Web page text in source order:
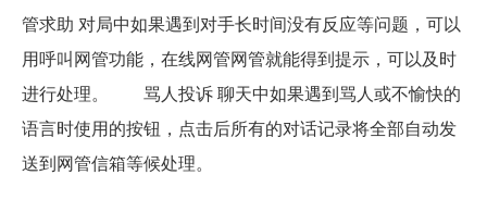
管求助 对局中如果遇到对手长时间没有反应等问题，可以
用呼叫网管功能，在线网管网管就能得到提示，可以及时
进行处理。 骂人投诉 聊天中如果遇到骂人或不愉快的
语言时使用的按钮，点击后所有的对话记录将全部自动发
送到网管信箱等候处理。